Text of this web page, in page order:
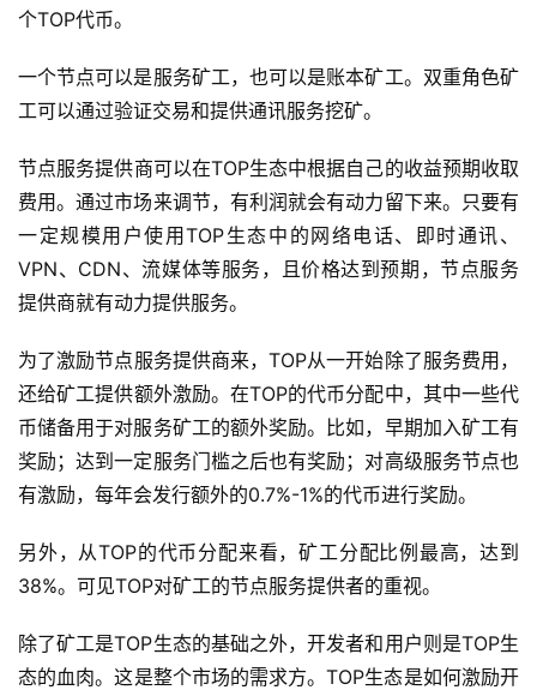
个TOP代币。
一个节点可以是服务矿工，也可以是账本矿工。双重角色矿
工可以通过验证交易和提供通讯服务挖矿。
节点服务提供商可以在TOP生态中根据自己的收益预期收取
费用。通过市场来调节，有利润就会有动力留下来。只要有
一定规模用户使用TOP生态中的网络电话、即时通讯、
VPN、CDN、流媒体等服务，且价格达到预期，节点服务
提供商就有动力提供服务。
为了激励节点服务提供商来，TOP从一开始除了服务费用，
还给矿工提供额外激励。在TOP的代币分配中，其中一些代
币储备用于对服务矿工的额外奖励。比如，早期加入矿工有
奖励；达到一定服务门槛之后也有奖励；对高级服务节点也
有激励，每年会发行额外的0.7%-1%的代币进行奖励。
另外，从TOP的代币分配来看，矿工分配比例最高，达到
38%。可见TOP对矿工的节点服务提供者的重视。
除了矿工是TOP生态的基础之外，开发者和用户则是TOP生
态的血肉。这是整个市场的需求方。TOP生态是如何激励开